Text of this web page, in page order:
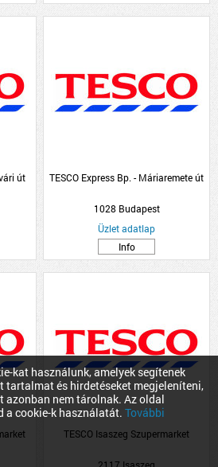
kat használunk, amelyek segítenek
tartalmat és hirdetéseket megjeleníteni,
azonban nem tárolnak. Az oldal
a cookie-k használatát. További
út TESCO Express Bp. - Máriaremete út
1028 Budapest
Üzlet adatlap
Info
TESCO Isaszeg Szupermarket